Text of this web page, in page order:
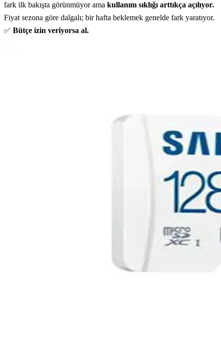
fark ilk bakışta görünmüyor ama kullanım sıklığı arttıkça açılıyor.
Fiyat sezona göre dalgalı; bir hafta beklemek genelde fark yaratıyor.
✅ Bütçe izin veriyorsa al.